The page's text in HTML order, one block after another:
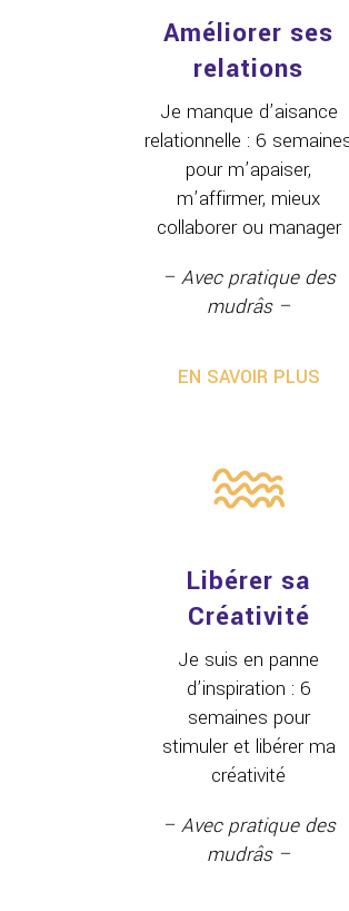
Améliorer ses
relations
Je manque d’aisance
relationnelle : 6
pour m’apaiser,
m’affirmer, mieux
collaborer ou manager
– Avec pratique des
mudrâs –
EN SAVOIR PLUS
Libérer sa
Créativité
Je suis en panne
d’inspiration : 6
semaines pour
stimuler et libérer ma
créativité
– Avec pratique des
mudrâs –